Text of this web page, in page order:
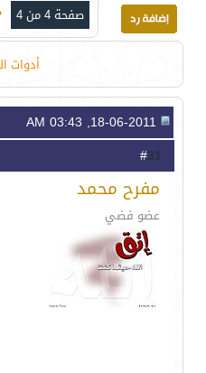
صفحة 4 من 4
أدوات
31
مفرح محمد
عضو فضي